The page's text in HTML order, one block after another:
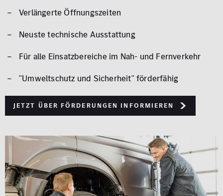
Verlängerte Öffnungszeiten
Neuste technische Ausstattung
Für alle Einsatzbereiche im Nah- und Fernverkehr
"Umweltschutz und Sicherheit" förderfähig
Jetzt über Förderungen informieren